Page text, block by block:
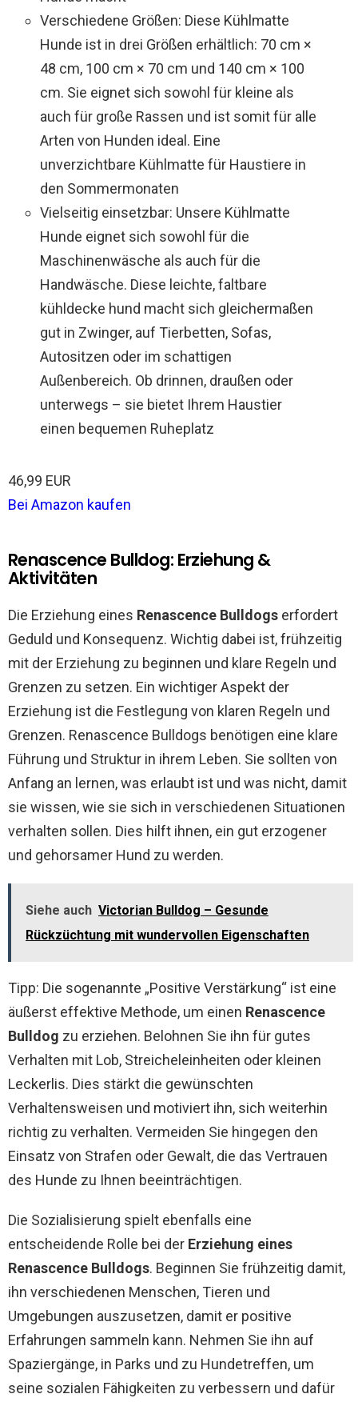
Verschiedene Größen: Diese Kühlmatte
Hunde ist in drei Größen erhältlich: 70 cm ×
48 cm, 100 cm × 70 cm und 140 cm × 100
cm. Sie eignet sich sowohl für kleine als
auch für große Rassen und ist somit für alle
Arten von Hunden ideal. Eine
unverzichtbare Kühlmatte für Haustiere in
den Sommermonaten
Vielseitig einsetzbar: Unsere Kühlmatte
Hunde eignet sich sowohl für die
Maschinenwäsche als auch für die
Handwäsche. Diese leichte, faltbare
kühldecke hund macht sich gleichermaßen
gut in Zwinger, auf Tierbetten, Sofas,
Autositzen oder im schattigen
Außenbereich. Ob drinnen, draußen oder
unterwegs – sie bietet Ihrem Haustier
einen bequemen Ruheplatz
46,99 EUR
Bei Amazon kaufen
Renascence Bulldog: Erziehung &
Aktivitäten
Die Erziehung eines Renascence Bulldogs erfordert
Geduld und Konsequenz. Wichtig dabei ist, frühzeitig
mit der Erziehung zu beginnen und klare Regeln und
Grenzen zu setzen. Ein wichtiger Aspekt der
Erziehung ist die Festlegung von klaren Regeln und
Grenzen. Renascence Bulldogs benötigen eine klare
Führung und Struktur in ihrem Leben. Sie sollten von
Anfang an lernen, was erlaubt ist und was nicht, damit
sie wissen, wie sie sich in verschiedenen Situationen
verhalten sollen. Dies hilft ihnen, ein gut erzogener
und gehorsamer Hund zu werden.
Siehe auch Victorian Bulldog – Gesunde
Rückzüchtung mit wundervollen Eigenschaften
Tipp: Die sogenannte „Positive Verstärkung“ ist eine
äußerst effektive Methode, um einen Renascence
Bulldog zu erziehen. Belohnen Sie ihn für gutes
Verhalten mit Lob, Streicheleinheiten oder kleinen
Leckerlis. Dies stärkt die gewünschten
Verhaltensweisen und motiviert ihn, sich weiterhin
richtig zu verhalten. Vermeiden Sie hingegen den
Einsatz von Strafen oder Gewalt, die das Vertrauen
des Hunde zu Ihnen beeinträchtigen.
Die Sozialisierung spielt ebenfalls eine
entscheidende Rolle bei der Erziehung eines
Renascence Bulldogs. Beginnen Sie frühzeitig damit,
ihn verschiedenen Menschen, Tieren und
Umgebungen auszusetzen, damit er positive
Erfahrungen sammeln kann. Nehmen Sie ihn auf
Spaziergänge, in Parks und zu Hundetreffen, um
seine sozialen Fähigkeiten zu verbessern und dafür